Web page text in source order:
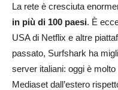
La rete è cresciuta
in più di 100 paesi. È
USA di Netflix e altre
passato, Surfshark ha
server italiani: oggi è
Mediaset dall’estero